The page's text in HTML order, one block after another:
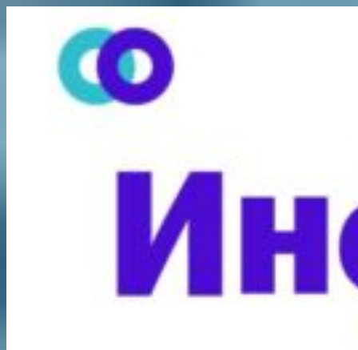
содержимому